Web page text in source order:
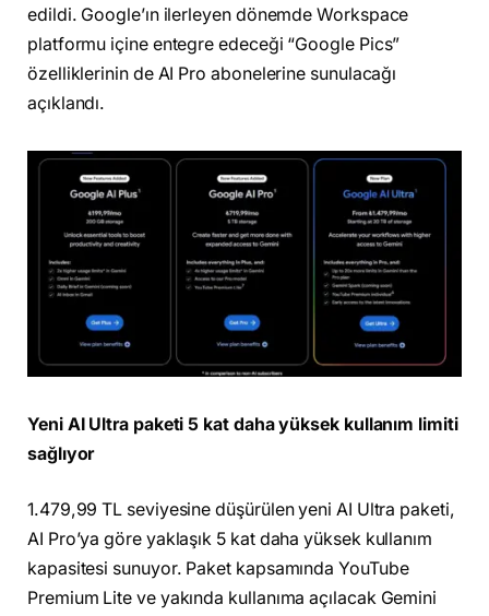
edildi. Google’ın ilerleyen dönemde Workspace
platformu içine entegre edeceği “Google Pics”
özelliklerinin de AI Pro abonelerine sunulacağı
açıklandı.
Yeni AI Ultra paketi 5 kat daha yüksek kullanım limiti
sağlıyor
1.479,99 TL seviyesine düşürülen yeni AI Ultra paketi,
AI Pro’ya göre yaklaşık 5 kat daha yüksek kullanım
kapasitesi sunuyor. Paket kapsamında YouTube
Premium Lite ve yakında kullanıma açılacak Gemini